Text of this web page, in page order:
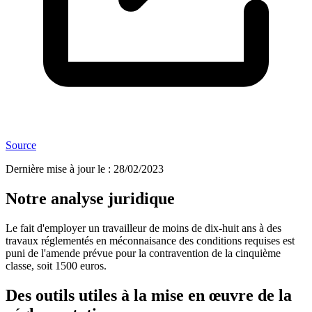
Source
Dernière mise à jour le : 28/02/2023
Notre analyse juridique
Le fait d'employer un travailleur de moins de dix-huit ans à des
travaux réglementés en méconnaisance des conditions requises est
puni de l'amende prévue pour la contravention de la cinquième
classe, soit 1500 euros.
Des outils utiles à la mise en œuvre de la